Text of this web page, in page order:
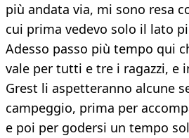
più andata via, mi sono resa
cui prima vedevo solo il lato
Adesso passo più tempo qui
vale per tutti e tre i ragazzi, e
Grest li aspetteranno alcune
campeggio, prima per
e poi per godersi un tempo